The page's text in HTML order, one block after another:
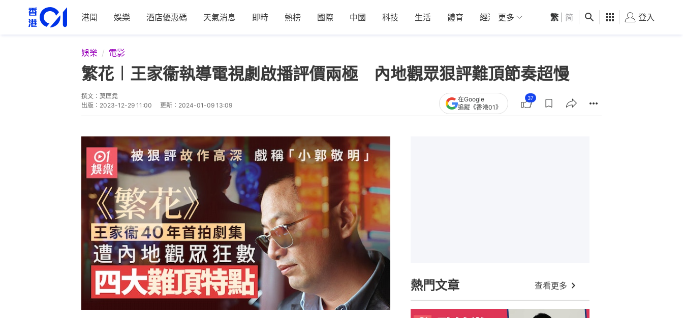
港聞 娛樂 酒店優惠碼 天氣消息 即時 熱榜 國際 中國 科技 生活 體育 經濟 01深圳 觀點 健康 好食玩飛
更多 繁 简 登入
娛樂 電影
繁花︱王家衞執導電視劇啟播評價兩極 內地觀眾狠評難頂節奏超慢
撰文： 莫匡堯
出版： 2023-12-29 11:00 更新： 2024-01-09 13:09
在Google
追蹤《香港01》
37
熱門文章 查看更多